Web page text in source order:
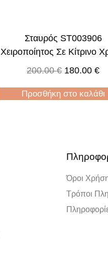
Σταυρός ST003906
Χειροποίητος Σε Κίτρινο
200.00€ 180.00€
Προσθήκη στο καλάθι
Όροι
Τρόποι